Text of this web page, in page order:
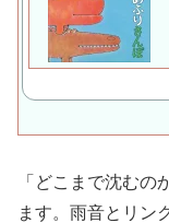
「どこまで沈む
ます。雨音とリン